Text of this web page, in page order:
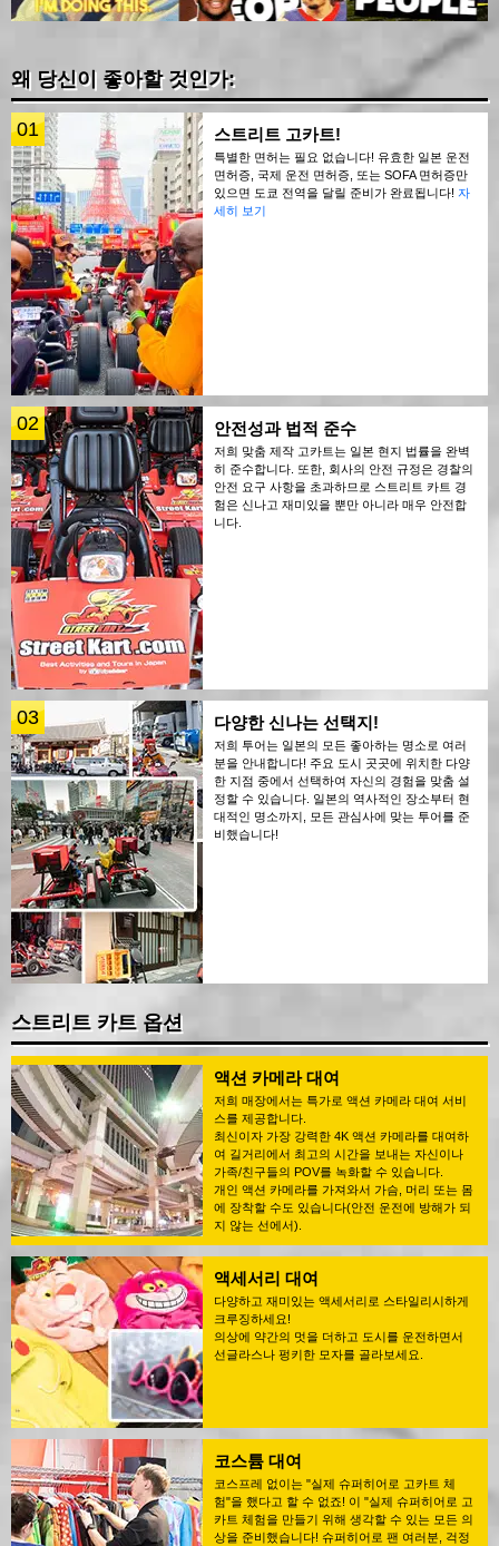
왜 당신이 좋아할 것인가:
01 스트리트 고카트!
특별한 면허는 필요 없습니다! 유효한 일본 운전
면허증, 국제 운전 면허증, 또는 SOFA 면허증만
있으면 도쿄 전역을 달릴 준비가 완료됩니다! 자
세히 보기
02 안전성과 법적 준수
저희 맞춤 제작 고카트는 일본 현지 법률을 완벽
히 준수합니다. 또한, 회사의 안전 규정은 경찰의
안전 요구 사항을 초과하므로 스트리트 카트 경
험은 신나고 재미있을 뿐만 아니라 매우 안전합
니다.
03 다양한 신나는 선택지!
저희 투어는 일본의 모든 좋아하는 명소로 여러
분을 안내합니다! 주요 도시 곳곳에 위치한 다양
한 지점 중에서 선택하여 자신의 경험을 맞춤 설
정할 수 있습니다. 일본의 역사적인 장소부터 현
대적인 명소까지, 모든 관심사에 맞는 투어를 준
비했습니다!
스트리트 카트 옵션
액션 카메라 대여
저희 매장에서는 특가로 액션 카메라 대여 서비
스를 제공합니다.
최신이자 가장 강력한 4K 액션 카메라를 대여하
여 길거리에서 최고의 시간을 보내는 자신이나
가족/친구들의 POV를 녹화할 수 있습니다.
개인 액션 카메라를 가져와서 가슴, 머리 또는 몸
에 장착할 수도 있습니다(안전 운전에 방해가 되
지 않는 선에서).
액세서리 대여
다양하고 재미있는 액세서리로 스타일리시하게
크루징하세요!
의상에 약간의 멋을 더하고 도시를 운전하면서
선글라스나 펑키한 모자를 골라보세요.
코스튬 대여
코스프레 없이는 "실제 슈퍼히어로 고카트 체
험"을 했다고 할 수 없죠! 이 "실제 슈퍼히어로 고
카트 체험을 만들기 위해 생각할 수 있는 모든 의
상을 준비했습니다! 슈퍼히어로 팬 여러분, 걱정